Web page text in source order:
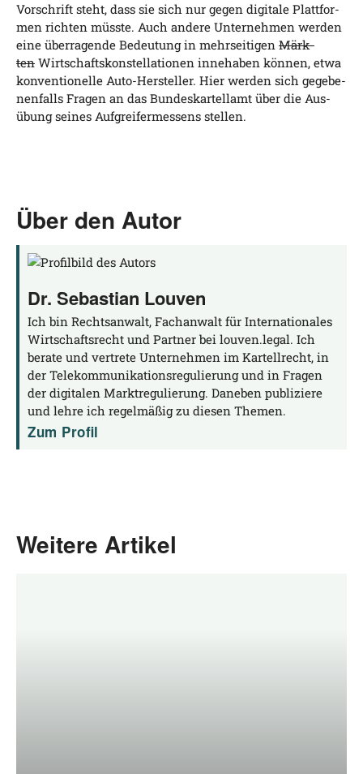
Vor­schrift steht, dass sie sich nur gegen digi­ta­le Platt­for­
men rich­ten müss­te. Auch ande­re Unter­neh­men wer­den
eine über­ra­gen­de Bedeu­tung in mehr­sei­ti­gen Märk­
ten Wirt­schafts­kon­stel­la­tio­nen inne­ha­ben kön­nen, etwa
kon­ven­tio­nel­le Auto-Her­stel­ler. Hier wer­den sich gege­be­
nen­falls Fra­gen an das Bun­des­kar­tell­amt über die Aus­
übung sei­nes Auf­grei­fer­mes­sens stellen.
Über den Autor
Dr. Sebastian Louven
Ich bin Rechtsanwalt, Fachanwalt für Internationales
Wirtschaftsrecht und Partner bei louven.legal. Ich
berate und vertrete Unternehmen im Kartellrecht, in
der Telekommunikationsregulierung und in Fragen
der digitalen Marktregulierung. Daneben publiziere
und lehre ich regelmäßig zu diesen Themen.
Zum Profil
Weitere Artikel